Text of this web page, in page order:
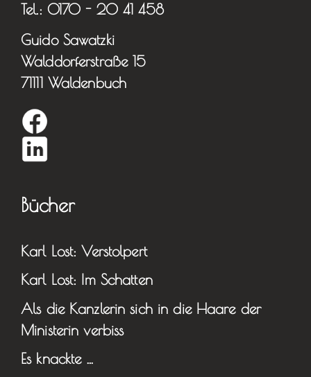
Tel.: 0170 - 20 41 458
Guido Sawatzki
Walddorferstraße 15
71111 Waldenbuch
Bücher
Karl Lost: Verstolpert
Karl Lost: Im Schatten
Als die Kanzlerin sich in die Haare der
Ministerin verbiss
Es knackte …